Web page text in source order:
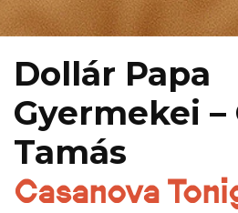
Dollár Papa
Gyermekei –
Tamás
Casanova